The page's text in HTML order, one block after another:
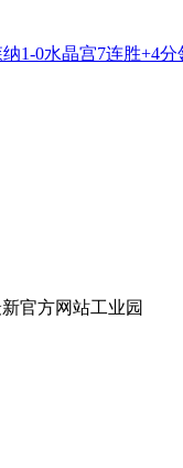
纳1-0水晶宫7连胜+4
官方网站工业园